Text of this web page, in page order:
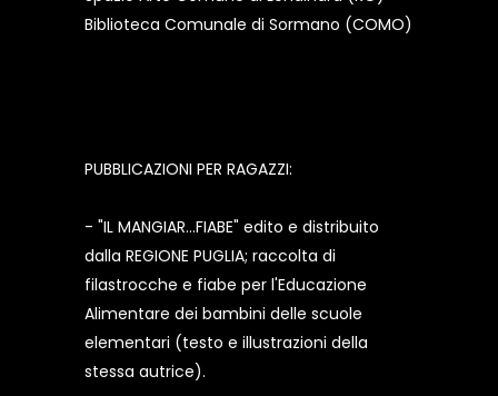
Biblioteca Comunale di Sormano (COMO)
PUBBLICAZIONI PER RAGAZZI:
- "IL MANGIAR...FIABE" edito e distribuito
dalla REGIONE PUGLIA; raccolta di
filastrocche e fiabe per l'Educazione
Alimentare dei bambini delle scuole
elementari (testo e illustrazioni della
stessa autrice).